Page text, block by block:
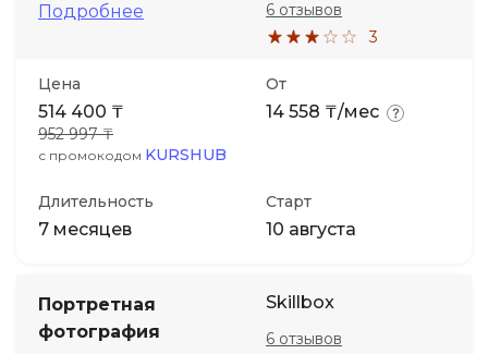
Подробнее
3
6 отзывов
Цена
514 400 ₸
952 997 ₸
с промокодом KURSHUB
От
14 558 ₸/мес
Длительность
7 месяцев
Старт
10 августа
Портретная
фотография
Skillbox
6 отзывов